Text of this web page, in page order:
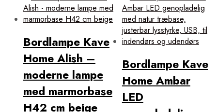
Bordlampe Kave
Home Alish –
moderne lampe
med marmorbase
H42 cm beige
Bordlampe Kave
Home Ambar
LED